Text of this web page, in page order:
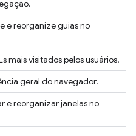
e reorganize guias no
mais visitados pelos usuários.
geral do navegador.
e reorganizar janelas no